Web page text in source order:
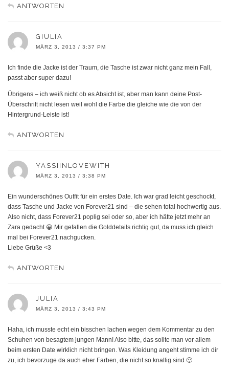
ANTWORTEN
GIULIA
MÄRZ 3, 2013 / 3:37 PM
Ich finde die Jacke ist der Traum, die Tasche ist zwar nicht ganz mein Fall,
passt aber super dazu!
Übrigens – ich weiß nicht ob es Absicht ist, aber man kann deine Post-
Überschrift nicht lesen weil wohl die Farbe die gleiche wie die von der
Hintergrund-Leiste ist!
ANTWORTEN
YASSIINLOVEWITH
MÄRZ 3, 2013 / 3:38 PM
Ein wunderschönes Outfit für ein erstes Date. Ich war grad leicht geschockt,
dass Tasche und Jacke von Forever21 sind – die sehen total hochwertig aus.
Also nicht, dass Forever21 poplig sei oder so, aber ich hätte jetzt mehr an
Zara gedacht 😀 Mir gefallen die Golddetails richtig gut, da muss ich gleich
mal bei Forever21 nachgucken.
Liebe Grüße <3
ANTWORTEN
JULIA
MÄRZ 3, 2013 / 3:43 PM
Haha, ich musste echt ein bisschen lachen wegen dem Kommentar zu den
Schuhen von besagtem jungen Mann! Also bitte, das sollte man vor allem
beim ersten Date wirklich nicht bringen. Was Kleidung angeht stimme ich dir
zu, ich bevorzuge da auch eher Farben, die nicht so knallig sind 🙂